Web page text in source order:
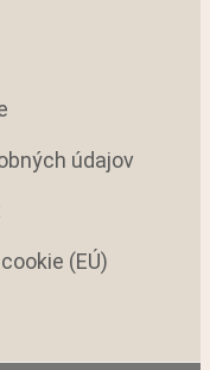
údajov
(EÚ)